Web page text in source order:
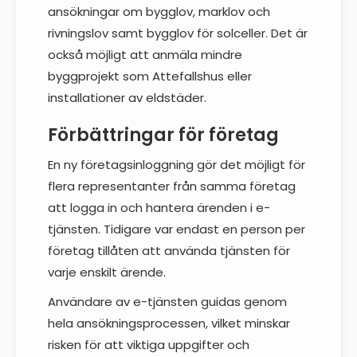
ansökningar om bygglov, marklov och
rivningslov samt bygglov för solceller. Det är
också möjligt att anmäla mindre
byggprojekt som Attefallshus eller
installationer av eldstäder.
Förbättringar för företag
En ny företagsinloggning gör det möjligt för
flera representanter från samma företag
att logga in och hantera ärenden i e-
tjänsten. Tidigare var endast en person per
företag tillåten att använda tjänsten för
varje enskilt ärende.
Användare av e-tjänsten guidas genom
hela ansökningsprocessen, vilket minskar
risken för att viktiga uppgifter och